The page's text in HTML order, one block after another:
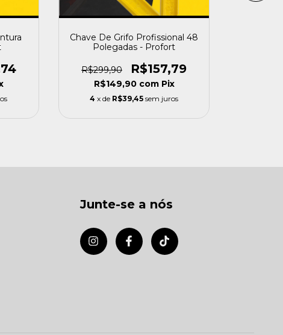
Chave De Grifo Profissional 48
Polegadas - Profort
R$299,90 R$157,79
R$149,90 com Pix
4 x de R$39,45 sem juros
Junte-se a nós